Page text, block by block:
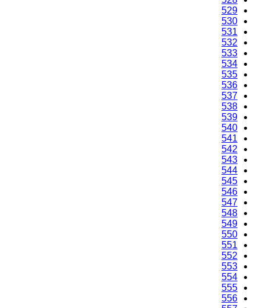
527
528
529
530
531
532
533
534
535
536
537
538
539
540
541
542
543
544
545
546
547
548
549
550
551
552
553
554